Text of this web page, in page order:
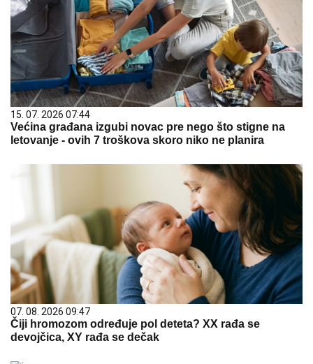
15. 07. 2026 07:44
Većina građana izgubi novac pre nego što stigne na
letovanje - ovih 7 troškova skoro niko ne planira
07. 08. 2026 09:47
Čiji hromozom određuje pol deteta? XX rađa se
devojčica, XY rađa se dečak